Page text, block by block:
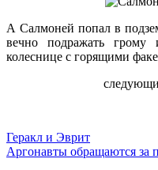
А Салмоней попал в
вечно подражать грому
колеснице с горящими
Геракл и Эврит
Аргонавты обращаются